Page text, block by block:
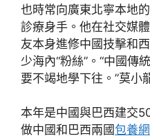
也時常向廣東北寧本地
診療身手。他在社交媒
友本身進修中國技擊和
少海內“粉絲”。“中國傳
要不竭地學下往。”莫小
本年是中國與巴西建交
做中國和巴西兩國包養網